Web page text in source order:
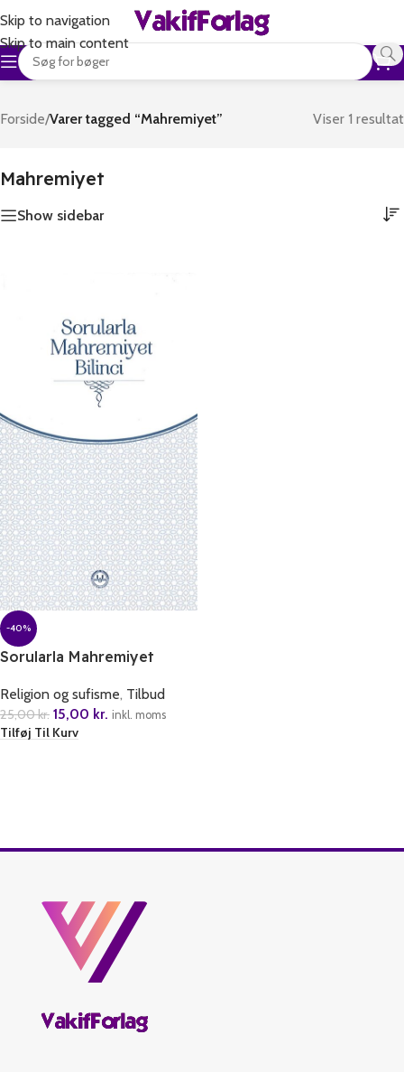
Skip to navigation
Skip to main content
Forside/Varer tagged “Mahremiyet” Viser 1 resultat
Mahremiyet
Show sidebar
-40%
Sorularla Mahremiyet
Religion og sufisme, Tilbud
25,00kr. 15,00 kr. inkl. moms
Tilføj Til Kurv